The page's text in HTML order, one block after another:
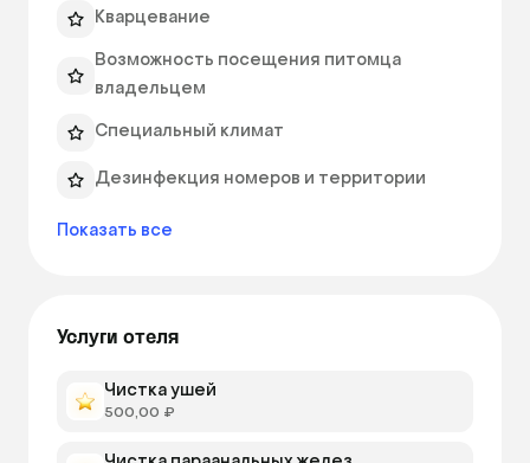
температуры и влажности, постоянным
наблюдением и возможностью
круглосуточного ухода.
Кварцевание
Возможность посещения питомца
владельцем
Специальный климат
Дезинфекция номеров и территории
Показать все
Услуги отеля
Чистка ушей
500,00 ₽